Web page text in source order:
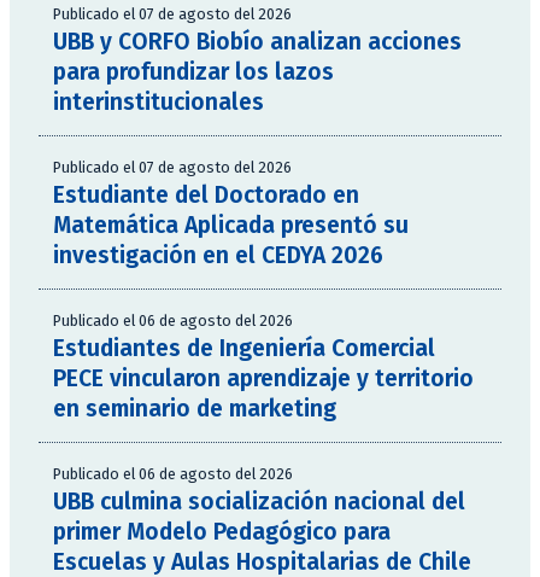
Publicado el 07 de agosto del 2026
UBB y CORFO Biobío analizan acciones
para profundizar los lazos
interinstitucionales
Publicado el 07 de agosto del 2026
Estudiante del Doctorado en
Matemática Aplicada presentó su
investigación en el CEDYA 2026
Publicado el 06 de agosto del 2026
Estudiantes de Ingeniería Comercial
PECE vincularon aprendizaje y territorio
en seminario de marketing
Publicado el 06 de agosto del 2026
UBB culmina socialización nacional del
primer Modelo Pedagógico para
Escuelas y Aulas Hospitalarias de Chile